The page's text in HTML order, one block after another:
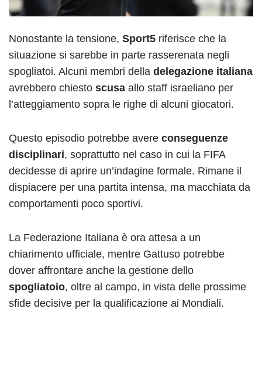
Nonostante la tensione, Sport5 riferisce che la
situazione si sarebbe in parte rasserenata negli
spogliatoi. Alcuni membri della delegazione italiana
avrebbero chiesto scusa allo staff israeliano per
l’atteggiamento sopra le righe di alcuni giocatori.
Questo episodio potrebbe avere conseguenze
disciplinari, soprattutto nel caso in cui la FIFA
decidesse di aprire un’indagine formale. Rimane il
dispiacere per una partita intensa, ma macchiata da
comportamenti poco sportivi.
La Federazione Italiana è ora attesa a un
chiarimento ufficiale, mentre Gattuso potrebbe
dover affrontare anche la gestione dello
spogliatoio, oltre al campo, in vista delle prossime
sfide decisive per la qualificazione ai Mondiali.